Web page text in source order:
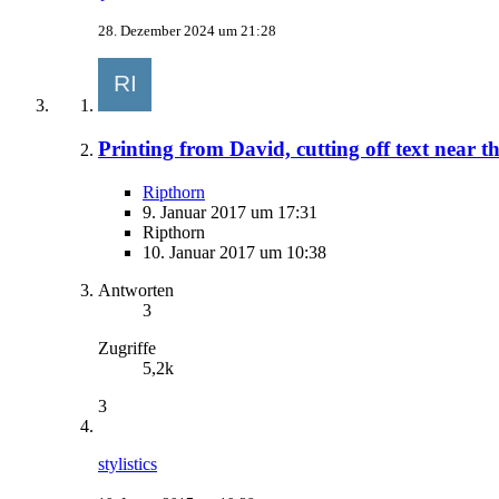
28. Dezember 2024 um 21:28
Printing from David, cutting off text near
Ripthorn
9. Januar 2017 um 17:31
Ripthorn
10. Januar 2017 um 10:38
Antworten
3
Zugriffe
5,2k
3
stylistics